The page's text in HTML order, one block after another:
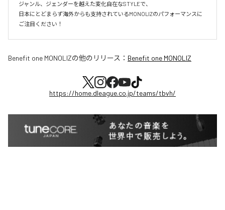
ジャンル、ジェンダーを越えた変化自在なSTYLEで、
日本にとどまらず海外からも支持されているMONOLIZのパフォーマンスに
ご注目ください！
Benefit one MONOLIZの他のリリース： Benefit one MONOLIZ
https://home.dleague.co.jp/teams/tbvh/